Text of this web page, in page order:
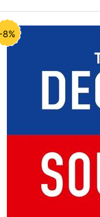
8%